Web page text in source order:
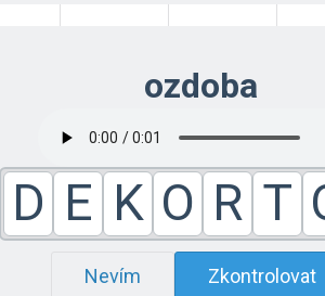
ozdoba
D E K O R T
Nevím Zkontrolovat